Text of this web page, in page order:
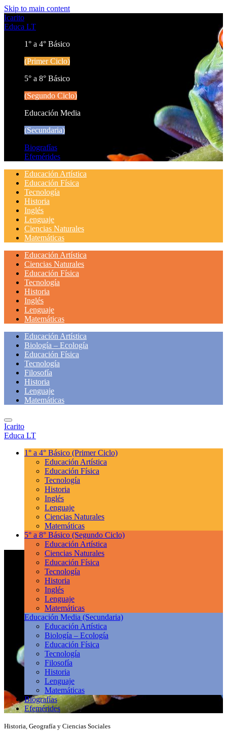
Skip to main content
Icarito
Educa LT
1° a 4° Básico
(Primer Ciclo)
5° a 8° Básico
(Segundo Ciclo)
Educación Media
(Secundaria)
Biografías
Efemérides
Educación Artística
Educación Física
Tecnología
Historia
Inglés
Lenguaje
Ciencias Naturales
Matemáticas
Educación Artística
Ciencias Naturales
Educación Física
Tecnología
Historia
Inglés
Lenguaje
Matemáticas
Educación Artística
Biología – Ecología
Educación Física
Tecnología
Filosofía
Historia
Lenguaje
Matemáticas
Icarito
Educa LT
1° a 4° Básico (Primer Ciclo)
Educación Artística
Educación Física
Tecnología
Historia
Inglés
Lenguaje
Ciencias Naturales
Matemáticas
5° a 8° Básico (Segundo Ciclo)
Educación Artística
Ciencias Naturales
Educación Física
Tecnología
Historia
Inglés
Lenguaje
Matemáticas
Educación Media (Secundaria)
Educación Artística
Biología – Ecología
Educación Física
Tecnología
Filosofía
Historia
Lenguaje
Matemáticas
Biografías
Efemérides
Historia, Geografía y Ciencias Sociales